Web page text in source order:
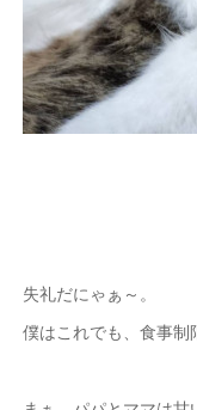
失礼だにゃぁ～。
僕はこれでも、食事制